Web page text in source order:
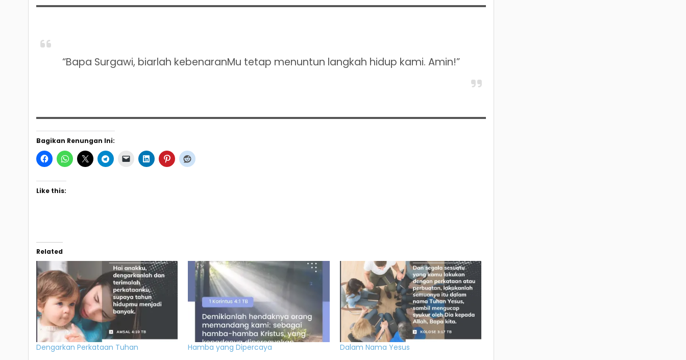
“Bapa Surgawi, biarlah kebenaranMu tetap menuntun langkah hidup kami. Amin!”
Bagikan Renungan Ini:
Like this:
Related
Dengarkan Perkataan Tuhan Hamba yang Dipercaya Dalam Nama Yesus